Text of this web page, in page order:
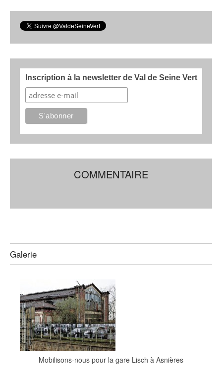
Inscription à la newsletter de Val de Seine Vert
COMMENTAIRE
Galerie
Mobilisons-nous pour la gare Lisch à Asnières